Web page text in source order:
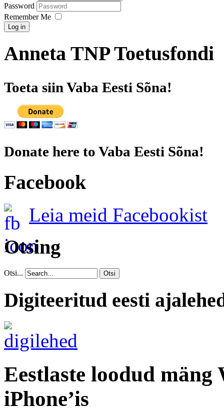
Password
Remember Me
Log in
Anneta TNP Toetusfondi
Toeta siin Vaba Eesti Sõna!
Donate here to Vaba Eesti Sõna!
Facebook
Leia meid Facebookist
Otsing
Otsi... Otsi
Digiteeritud eesti
Eestlaste loodud
iPhone’is